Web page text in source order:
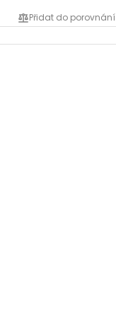
Přidat do porovnání